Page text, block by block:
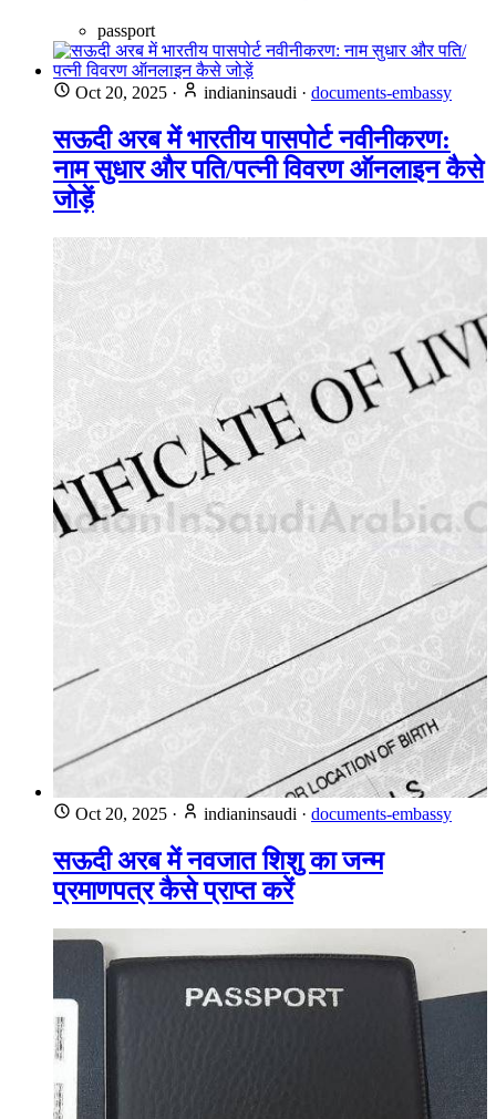
passport
Oct 20, 2025 · indianinsaudi · documents-embassy
सऊदी अरब में भारतीय पासपोर्ट नवीनीकरण:
नाम सुधार और पति/पत्नी विवरण ऑनलाइन कैसे
जोड़ें
Oct 20, 2025 · indianinsaudi · documents-embassy
सऊदी अरब में नवजात शिशु का जन्म
प्रमाणपत्र कैसे प्राप्त करें